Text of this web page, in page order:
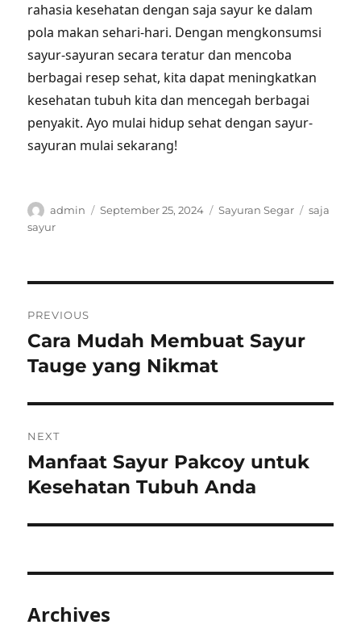
rahasia kesehatan dengan saja sayur ke dalam
pola makan sehari-hari. Dengan mengkonsumsi
sayur-sayuran secara teratur dan mencoba
berbagai resep sehat, kita dapat meningkatkan
kesehatan tubuh kita dan mencegah berbagai
penyakit. Ayo mulai hidup sehat dengan sayur-
sayuran mulai sekarang!
Author
admin
Posted
September 25, 2024 Categories
Sayuran Segar Tags
saja
sayur
navigation
PREVIOUS
Previous
post:
Cara Mudah Membuat Sayur
Tauge yang Nikmat
NEXT
Next
post:
Manfaat Sayur Pakcoy untuk
Kesehatan Tubuh Anda
Archives